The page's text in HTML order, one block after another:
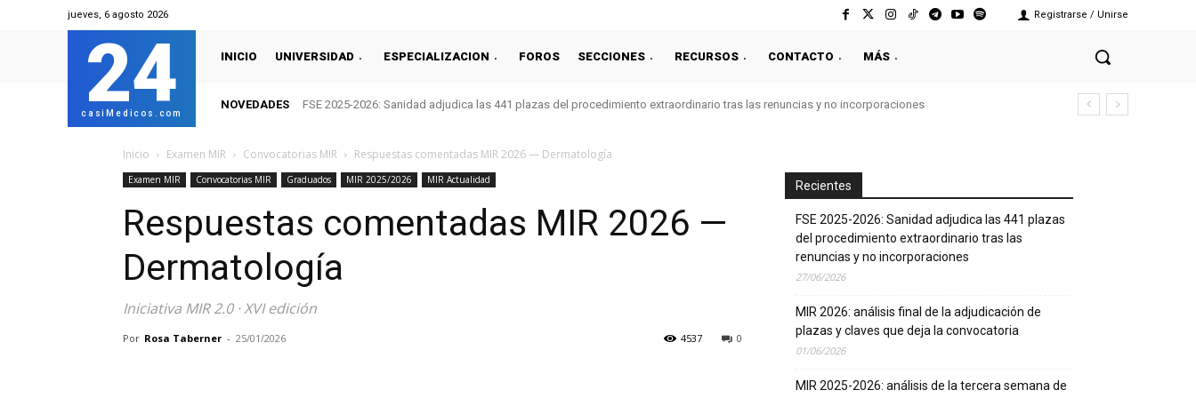
jueves, 6 agosto 2026 Registrarse / Unirse
24
casiMedicos.com
INICIO UNIVERSIDAD ESPECIALIZACION FOROS SECCIONES RECURSOS CONTACTO MÁS
NOVEDADES FSE 2025-2026: Sanidad adjudica las 441 plazas del procedimiento extraordinario tras las renuncias y no incorporaciones
Inicio Examen MIR Convocatorias MIR Respuestas comentadas MIR 2026 — Dermatología
Examen MIR Convocatorias MIR Graduados MIR 2025/2026 MIR Actualidad
Respuestas comentadas MIR 2026 —
Dermatología
Iniciativa MIR 2.0 · XVI edición
Por Rosa Taberner - 25/01/2026 0
4537
Recientes
FSE 2025-2026: Sanidad adjudica las 441 plazas
del procedimiento extraordinario tras las
renuncias y no incorporaciones
27/06/2026
MIR 2026: análisis final de la adjudicación de
plazas y claves que deja la convocatoria
01/06/2026
MIR 2025-2026: análisis de la tercera semana de